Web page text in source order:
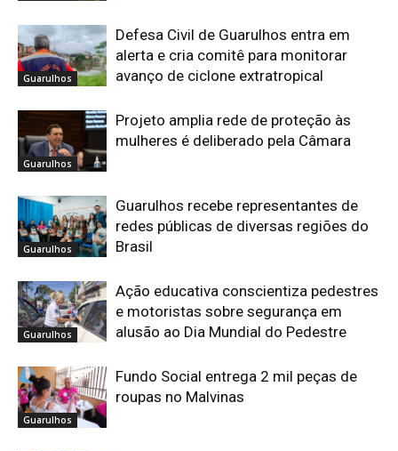
Guarulhos
Defesa Civil de Guarulhos entra em
alerta e cria comitê para monitorar
avanço de ciclone extratropical
Guarulhos
Projeto amplia rede de proteção às
mulheres é deliberado pela Câmara
Guarulhos
Guarulhos recebe representantes de
redes públicas de diversas regiões do
Brasil
Guarulhos
Ação educativa conscientiza pedestres
e motoristas sobre segurança em
alusão ao Dia Mundial do Pedestre
Guarulhos
Fundo Social entrega 2 mil peças de
roupas no Malvinas